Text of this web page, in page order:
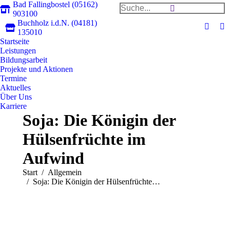
Bad Fallingbostel (05162)
903100
Buchholz i.d.N. (04181)
135010
Search:
Startseite
Leistungen
Bildungsarbeit
Projekte und Aktionen
Termine
Aktuelles
Über Uns
Karriere
Soja: Die Königin der
Hülsenfrüchte im
Aufwind
Sie befinden sich hier:
Start
Allgemein
Soja: Die Königin der Hülsenfrüchte…